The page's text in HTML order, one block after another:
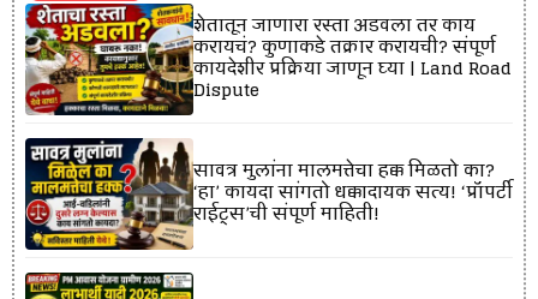
शेतातून जाणारा रस्ता अडवला तर काय
करायचं? कुणाकडे तक्रार करायची? संपूर्ण
कायदेशीर प्रक्रिया जाणून घ्या | Land Road
Dispute
सावत्र मुलांना मालमत्तेचा हक्क मिळतो का?
‘हा’ कायदा सांगतो धक्कादायक सत्य! ‘प्रॉपर्टी
राईट्स’ची संपूर्ण माहिती!